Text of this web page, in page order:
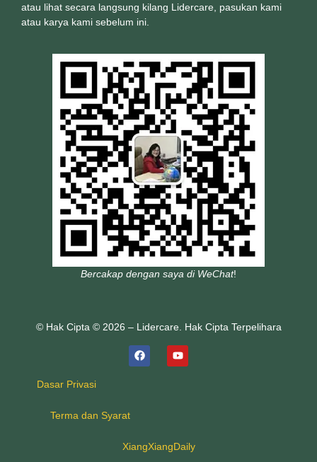
atau lihat secara langsung kilang Lidercare, pasukan kami
atau karya kami sebelum ini.
Bercakap dengan saya di WeChat!
© Hak Cipta © 2026 – Lidercare. Hak Cipta Terpelihara
Dasar Privasi
Terma dan Syarat
XiangXiangDaily